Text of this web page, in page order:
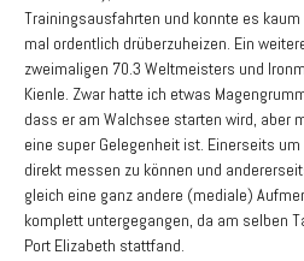
Trainingsausfahrten und konnte es
mal ordentlich drüberzuheizen. Ein
zweimaligen 70.3 Weltmeisters und
Kienle. Zwar hatte ich etwas
dass er am Walchsee starten wird, aber
eine super Gelegenheit ist. Einerseits
direkt messen zu können und
gleich eine ganz andere (mediale)
komplett untergegangen, da am selben
Port Elizabeth stattfand.